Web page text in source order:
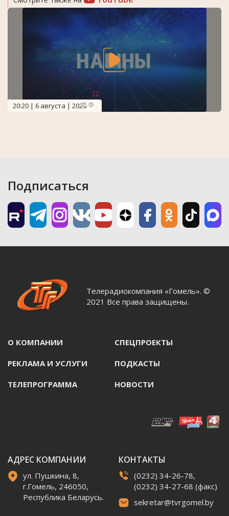
20:20 | 6 августа | 2026
Подписаться
Телерадиокомпания «Гомель». ©
2021 Все права защищены.
О КОМПАНИИ СПЕЦПРОЕКТЫ
РЕКЛАМА И УСЛУГИ ПОДКАСТЫ
ТЕЛЕПРОГРАММА НОВОСТИ
АДРЕС КОМПАНИИ
ул. Пушкина, 8,
г.Гомель, 246050,
Республика Беларусь.
КОНТАКТЫ
(0232) 34-26-78,
(0232) 34-27-68 (факс)
sekretar@tvrgomel.by